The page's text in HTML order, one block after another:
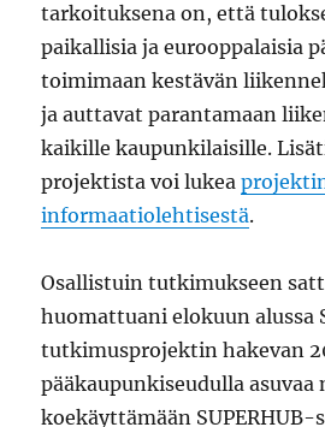
tarkoituksena on, että
paikallisia ja eurooppalaisia
toimimaan kestävän
ja auttavat parantamaan
kaikille kaupunkilaisille.
projektista voi lukea
informaatiolehtisestä.
Osallistuin tutkimukseen
huomattuani elokuun alussa
tutkimusprojektin hakevan
pääkaupunkiseudulla asuvaa
koekäyttämään SUPERHUB-